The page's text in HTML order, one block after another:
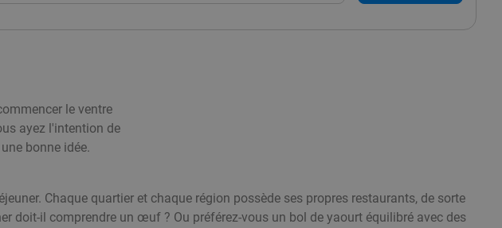
le ventre
ayez l'intention de
bonne idée.
Chaque quartier et chaque région possède ses propres restaurants, de sorte
doit-il comprendre un œuf ? Ou préférez-vous un bol de yaourt équilibré avec des